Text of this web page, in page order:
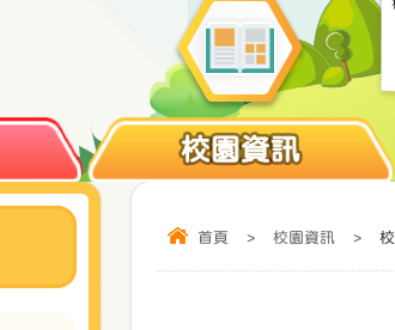
校園資訊
首頁 > 校園資訊 >